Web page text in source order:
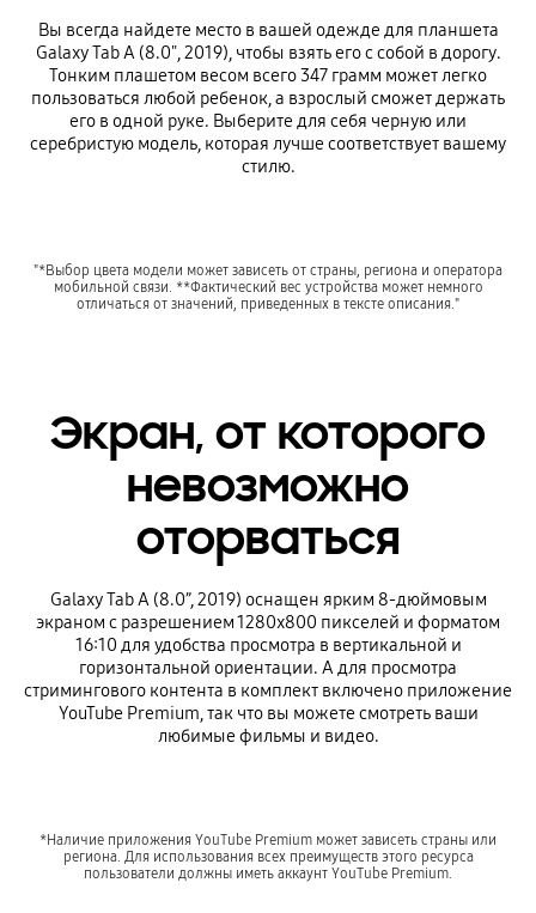
Вы всегда найдете место в вашей одежде для планшета
Galaxy Tab A (8.0", 2019), чтобы взять его с собой в дорогу.
Тонким плашетом весом всего 347 грамм может легко
пользоваться любой ребенок, а взрослый сможет держать
его в одной руке. Выберите для себя черную или
серебристую модель, которая лучше соответствует вашему
стилю.
"*Выбор цвета модели может зависеть от страны, региона и оператора
мобильной связи. **Фактический вес устройства может немного
отличаться от значений, приведенных в тексте описания."
Экран, от которого
невозможно
оторваться
Galaxy Tab A (8.0”, 2019) оснащен ярким 8-дюймовым
экраном с разрешением 1280x800 пикселей и форматом
16:10 для удобства просмотра в вертикальной и
горизонтальной ориентации. А для просмотра
стримингового контента в комплект включено приложение
YouTube Premium, так что вы можете смотреть ваши
любимые фильмы и видео.
*Наличие приложения YouTube Premium может зависеть страны или
региона. Для использования всех преимуществ этого ресурса
пользователи должны иметь аккаунт YouTube Premium.